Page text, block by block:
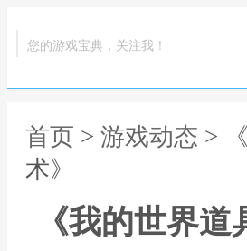
您的游戏宝典，关注我！
首页 > 游戏动态 >
术》
《我的世界